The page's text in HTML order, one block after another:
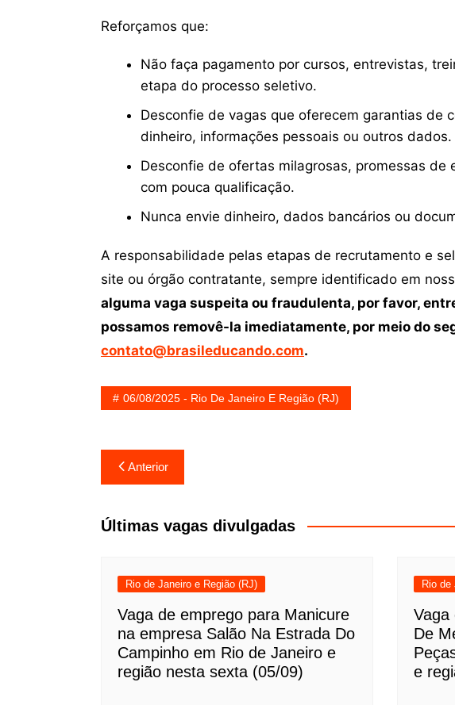
Reforçamos que:
Não faça pagamento por cursos, entrevistas,
etapa do processo seletivo.
Desconfie de vagas que oferecem garantias de
dinheiro, informações pessoais ou outros dados.
Desconfie de ofertas milagrosas, promessas de
com pouca qualificação.
Nunca envie dinheiro, dados bancários ou
A responsabilidade pelas etapas de recrutamento e
site ou órgão contratante, sempre identificado em
alguma vaga suspeita ou fraudulenta, por favor,
possamos removê-la imediatamente, por meio do
contato@brasileducando.com.
06/08/2025 - Rio De Janeiro E Região (RJ)
Navegação
de
Post
Anterior
Últimas vagas divulgadas
Rio de Janeiro e Região (RJ)
Vaga de emprego para Manicure
na empresa Salão Na Estrada Do
Campinho em Rio de Janeiro e
região nesta sexta (05/09)
Rio de
Vaga
De
e